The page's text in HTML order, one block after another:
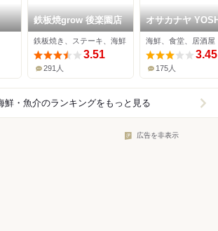
鉄板焼grow 後楽園店
鉄板焼き、ステーキ、海鮮
3.51
291人
オサカナヤ
海鮮、食堂、居酒屋
3.45
175人
鮮・魚介のランキングをもっと見る
広告を非表示